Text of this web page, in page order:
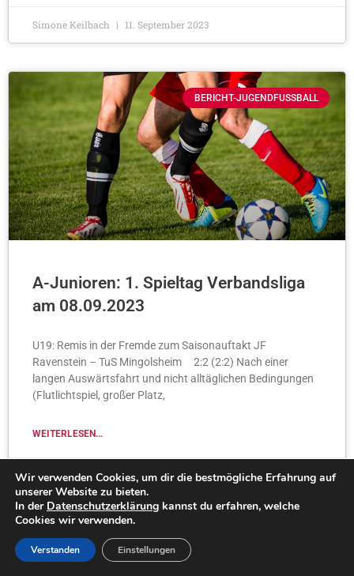
Simone Keilbach 11. September 2023
BERICHT-JUGENDFUSSBALL
A-Junioren: 1. Spieltag Verbandsliga
am 08.09.2023
U19: Remis in der Fremde zum Saisonauftakt JF
Ravenstein – TuS Mingolsheim 2:2 (2:2) Nach einer
langen Auswärtsfahrt und nicht alltäglichen Bedingungen
(Flutlichtspiel, großer Platz,
WEITERLESEN...
Simone Keilbach 11. September 2023
Wir verwenden Cookies, um dir die bestmögliche Erfahrung auf
unserer Website zu bieten.
In der Datenschutzerklärung kannst du erfahren, welche
Cookies wir verwenden.
Verstanden Einstellungen